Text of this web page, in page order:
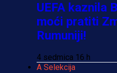
UEFA kaznila
moći pratiti
Rumuniji!
4 sedmica 16 h
A Selekcija